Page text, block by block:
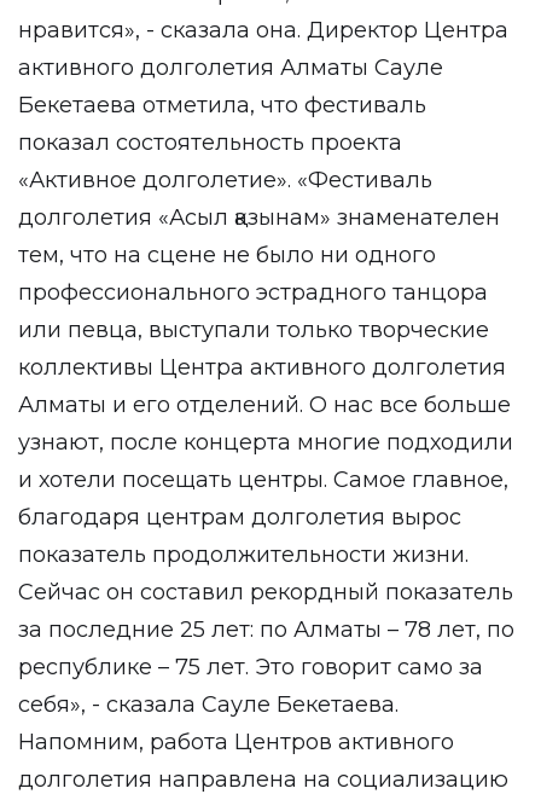
нравится», - сказала она. Директор Центра
активного долголетия Алматы Сауле
Бекетаева отметила, что фестиваль
показал состоятельность проекта
«Активное долголетие». «Фестиваль
долголетия «Асыл қазынам» знаменателен
тем, что на сцене не было ни одного
профессионального эстрадного танцора
или певца, выступали только творческие
коллективы Центра активного долголетия
Алматы и его отделений. О нас все больше
узнают, после концерта многие подходили
и хотели посещать центры. Самое главное,
благодаря центрам долголетия вырос
показатель продолжительности жизни.
Сейчас он составил рекордный показатель
за последние 25 лет: по Алматы – 78 лет, по
республике – 75 лет. Это говорит само за
себя», - сказала Сауле Бекетаева.
Напомним, работа Центров активного
долголетия направлена на социализацию